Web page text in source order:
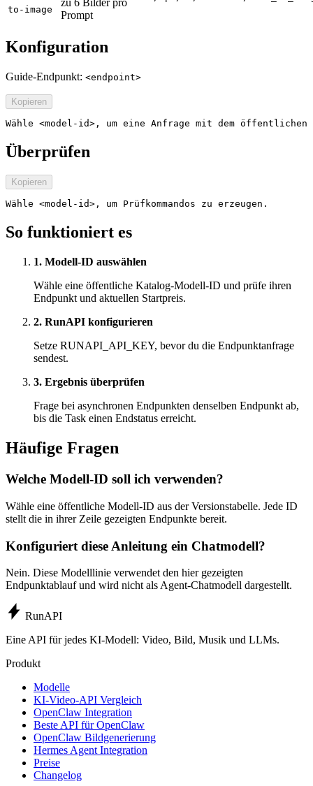
to-image
Prompt
Konfiguration
Guide-Endpunkt: <endpoint>
Kopieren
Wähle <model-id>, um eine Anfrage mit dem öffentlichen
Überprüfen
Kopieren
Wähle <model-id>, um Prüfkommandos zu erzeugen.
So funktioniert es
1. Modell-ID auswählen
Wähle eine öffentliche Katalog-Modell-ID und prüfe ihren
Endpunkt und aktuellen Startpreis.
2. RunAPI konfigurieren
Setze RUNAPI_API_KEY, bevor du die Endpunktanfrage
sendest.
3. Ergebnis überprüfen
Frage bei asynchronen Endpunkten denselben Endpunkt ab,
bis die Task einen Endstatus erreicht.
Häufige Fragen
Welche Modell-ID soll ich verwenden?
Wähle eine öffentliche Modell-ID aus der Versionstabelle. Jede ID
stellt die in ihrer Zeile gezeigten Endpunkte bereit.
Konfiguriert diese Anleitung ein Chatmodell?
Nein. Diese Modelllinie verwendet den hier gezeigten
Endpunktablauf und wird nicht als Agent-Chatmodell dargestellt.
RunAPI
Eine API für jedes KI-Modell: Video, Bild, Musik und LLMs.
Produkt
Modelle
KI-Video-API Vergleich
OpenClaw Integration
Beste API für OpenClaw
OpenClaw Bildgenerierung
Hermes Agent Integration
Preise
Changelog